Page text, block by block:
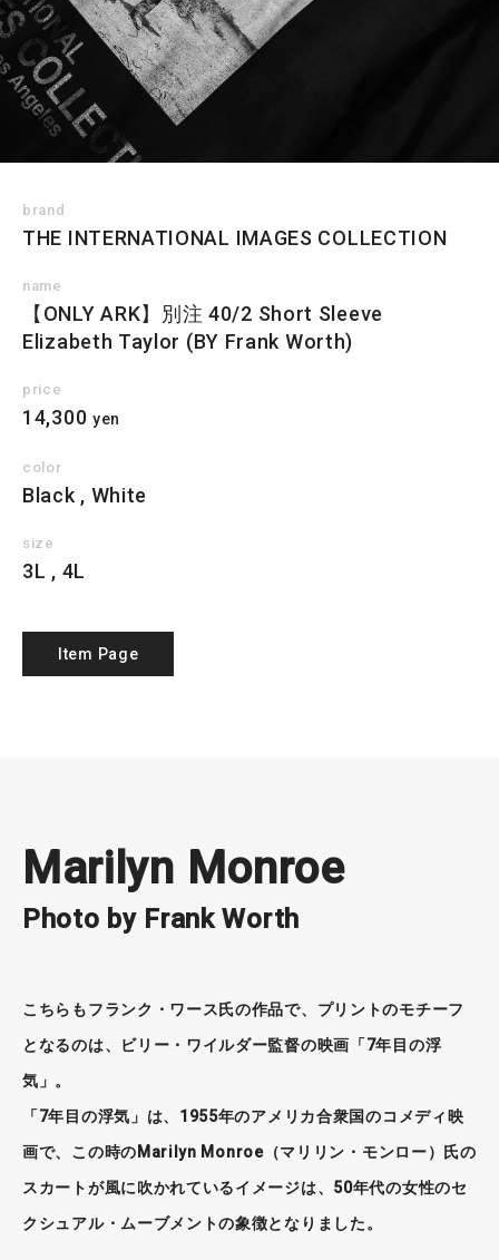
brand
THE INTERNATIONAL IMAGES COLLECTION
name
【ONLY ARK】別注 40/2 Short Sleeve
Elizabeth Taylor (BY Frank Worth)
price
14,300 yen
color
Black , White
size
3L , 4L
Item Page
Marilyn Monroe
Photo by Frank Worth
こちらもフランク・ワース氏の作品で、プリントのモチーフ
となるのは、ビリー・ワイルダー監督の映画「7年目の浮
気」。
「7年目の浮気」は、1955年のアメリカ合衆国のコメディ映
画で、この時のMarilyn Monroe（マリリン・モンロー）氏の
スカートが風に吹かれているイメージは、50年代の女性のセ
クシュアル・ムーブメントの象徴となりました。